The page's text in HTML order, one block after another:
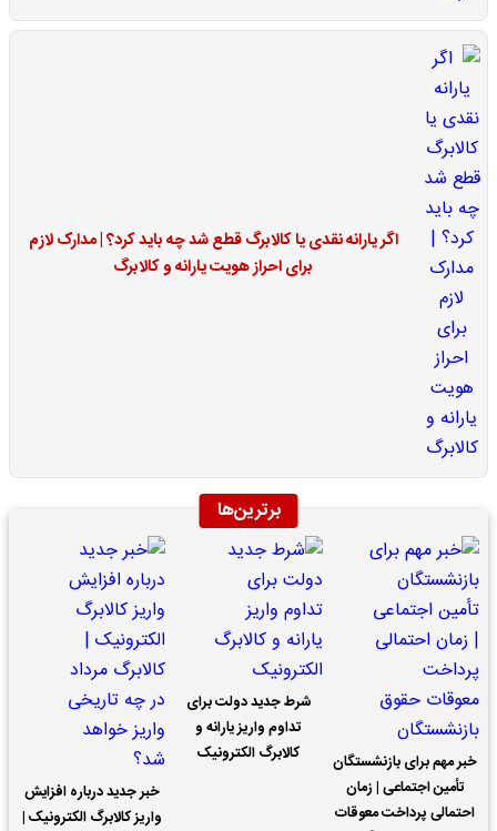
اگر یارانه نقدی یا کالابرگ قطع شد چه باید کرد؟ | مدارک لازم
برای احراز هویت یارانه و کالابرگ
برترین‌ها
خبر مهم برای بازنشستگان
تأمین اجتماعی | زمان
احتمالی پرداخت معوقات
شرط جدید دولت برای
تداوم واریز یارانه و
کالابرگ الکترونیک
خبر جدید درباره افزایش
واریز کالابرگ الکترونیک |